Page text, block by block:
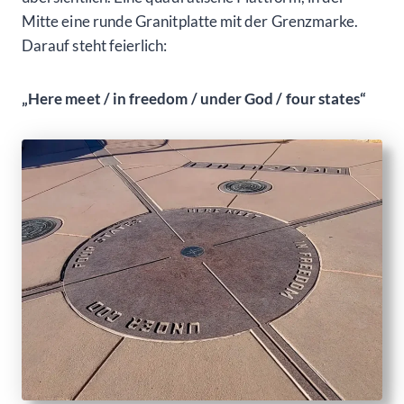
Mitte eine runde Granitplatte mit der Grenzmarke.
Darauf steht feierlich:
„Here meet / in freedom / under God / four states“